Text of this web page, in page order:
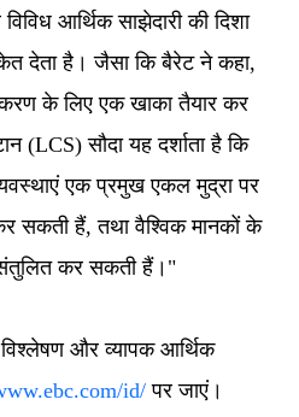
आर्थिक साझेदारी की दिशा
देता है। जैसा कि बैरेट ने कहा,
के लिए एक खाका तैयार कर
(LCS) सौदा यह दर्शाता है कि
एक प्रमुख एकल मुद्रा पर
सकती हैं, तथा वैश्विक मानकों के
कर सकती हैं।"
विश्लेषण और व्यापक आर्थिक
id/ पर जाएं।